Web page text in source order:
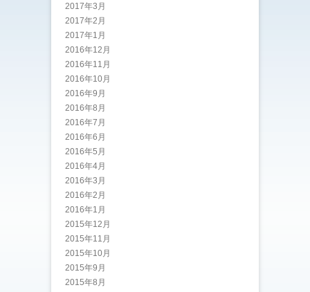
2017年3月
2017年2月
2017年1月
2016年12月
2016年11月
2016年10月
2016年9月
2016年8月
2016年7月
2016年6月
2016年5月
2016年4月
2016年3月
2016年2月
2016年1月
2015年12月
2015年11月
2015年10月
2015年9月
2015年8月